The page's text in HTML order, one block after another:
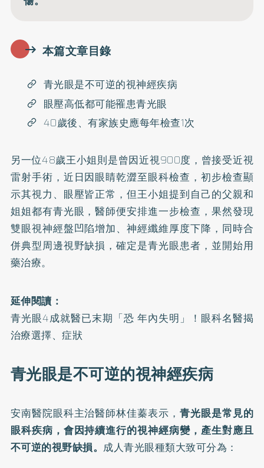
本篇文章目錄
青光眼是不可逆的視神經疾病
眼壓高低都可能罹患青光眼
40歲後、有家族史應每年檢查1次
另一位48歲王小姐則是曾因近視900度，曾接受近視
雷射手術，近日因眼睛乾澀至眼科檢查，初步檢查顯
示其視力、眼壓皆正常，但王小姐提到自己的父親和
姐姐都有青光眼，醫師便安排進一步檢查，果然發現
雙眼視神經盤凹陷增加、神經纖維厚度下降，同時合
併典型周邊視野缺損，確定是青光眼患者，並開始用
藥治療。
延伸閱讀：
青光眼4成就醫已末期「恐 年內失明」！眼科名醫揭
治療選擇、症狀
青光眼是不可逆的視神經疾病
安南醫院眼科主治醫師林佳蓁表示， 青光眼是常見的
眼科疾病，會因持續進行的視神經病變，產生對應且
不可逆的視野缺損。成人青光眼種類大致可分為：